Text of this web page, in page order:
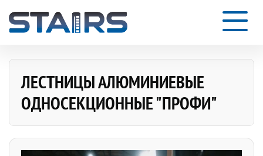
ЛЕСТНИЦЫ АЛЮМИНИЕВЫЕ
ОДНОСЕКЦИОННЫЕ "ПРОФИ"